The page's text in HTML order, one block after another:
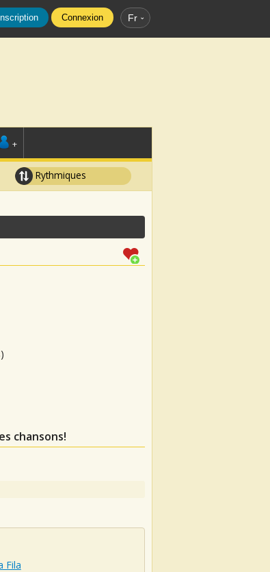
Inscription Connexion Fr
+
Rythmiques
chansons!
Fila